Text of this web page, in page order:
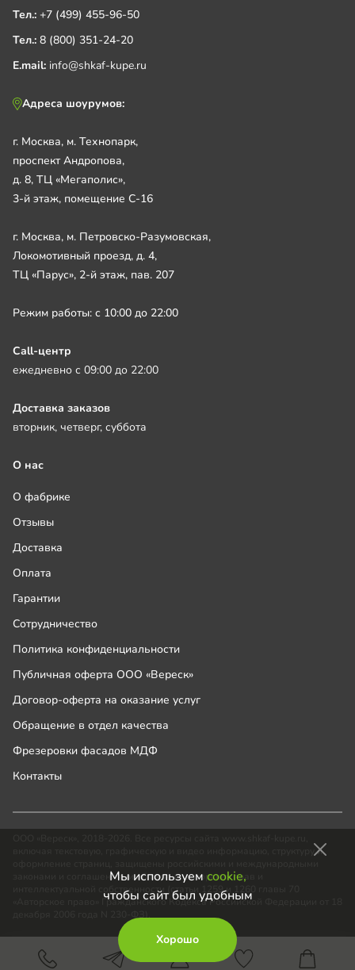
Мы используем cookie,
чтобы сайт был удобным
Хорошо
Тел.: +7 (499) 455-96-50
Тел.: 8 (800) 351-24-20
E.mail: info@shkaf-kupe.ru
Адреса шоурумов:
г. Москва, м. Технопарк,
проспект Андропова,
д. 8, ТЦ «Мегаполис»,
3-й этаж, помещение С-16
г. Москва, м. Петровско-Разумовская,
Локомотивный проезд, д. 4,
ТЦ «Парус», 2-й этаж, пав. 207
Режим работы: с 10:00 до 22:00
Call-центр
ежедневно с 09:00 до 22:00
Доставка заказов
вторник, четверг, суббота
О нас
О фабрике
Отзывы
Доставка
Оплата
Гарантии
Сотрудничество
Политика конфиденциальности
Публичная оферта ООО «Вереск»
Договор-оферта на оказание услуг
Обращение в отдел качества
Фрезеровки фасадов МДФ
Контакты
включая текстовую, графическую и видео информацию, структуру и
законами и соглашениями об охране авторских прав и
интеллектуальной собственности (статьи 1259 и 1260 главы 70
«Авторское право» Гражданского Кодекса Российской Федерации от 18